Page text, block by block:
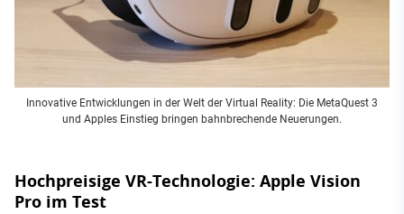
Innovative Entwicklungen in der Welt der Virtual Reality: Die MetaQuest 3
und Apples Einstieg bringen bahnbrechende Neuerungen.
Hochpreisige VR-Technologie: Apple Vision
Pro im Test